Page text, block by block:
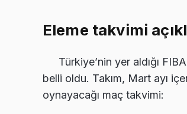
Eleme takvimi
Türkiye’nin yer aldığı
belli oldu. Takım, Mart ayı
oynayacağı maç takvimi: